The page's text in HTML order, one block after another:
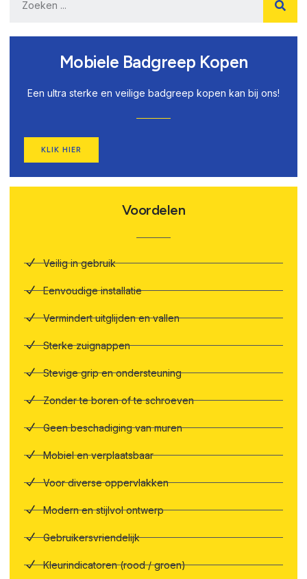
Mobiele Badgreep Kopen
Een ultra sterke en veilige badgreep kopen kan bij ons!
KLIK HIER
Voordelen
Veilig in gebruik
Eenvoudige installatie
Vermindert uitglijden en vallen
Sterke zuignappen
Stevige grip en ondersteuning
Zonder te boren of te schroeven
Geen beschadiging van muren
Mobiel en verplaatsbaar
Voor diverse oppervlakken
Modern en stijlvol ontwerp
Gebruikersvriendelijk
Kleurindicatoren (rood / groen)